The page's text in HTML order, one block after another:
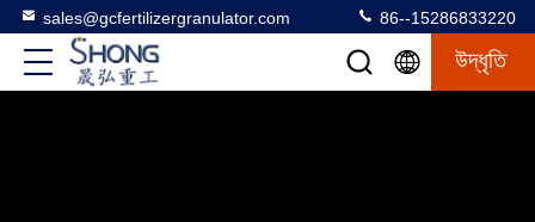
sales@gcfertilizergranulator.com 86--15286833220
উদ্ধৃতি